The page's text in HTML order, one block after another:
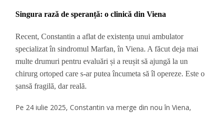
Singura rază de speranță: o clinică din Viena
Recent, Constantin a aflat de existența unui ambulator
specializat în sindromul Marfan, în Viena. A făcut deja mai
multe drumuri pentru evaluări și a reușit să ajungă la un
chirurg ortoped care s-ar putea încumeta să îl opereze. Este o
șansă fragilă, dar reală.
Pe 24 iulie 2025, Constantin va merge din nou în Viena,